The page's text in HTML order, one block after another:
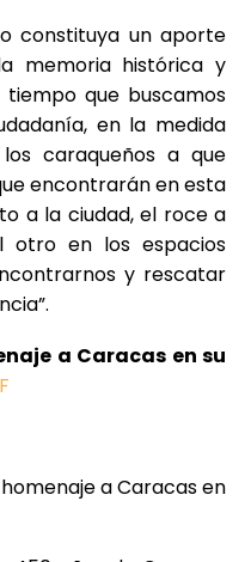
constituya un aporte
memoria histórica y
que buscamos
en la medida
caraqueños a que
encontrarán en esta
a la ciudad, el roce a
otro en los espacios
y rescatar
a Caracas en su
a Caracas en